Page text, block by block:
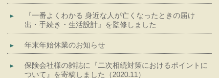
『一番よくわかる 身近な人が亡くなったときの届け
出・手続き・生活設計』を監修しました
年末年始休業のお知らせ
保険会社様の雑誌に『二次相続対策におけるポイントに
ついて』を寄稿しました（2020.11）